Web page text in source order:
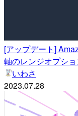
[アップデート]
軸のレンジオプシ
いわさ
2023.07.28